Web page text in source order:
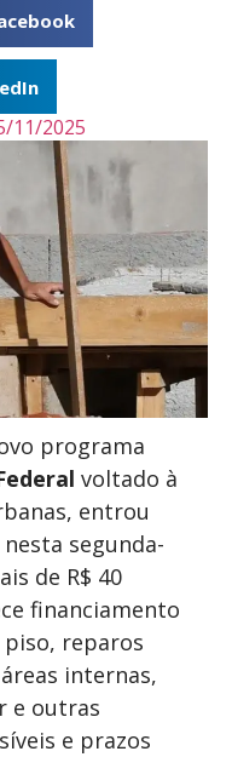
11/2025
programa
voltado à
entrou
segunda-
de R$ 40
financiamento
reparos
internas,
e outras
e prazos